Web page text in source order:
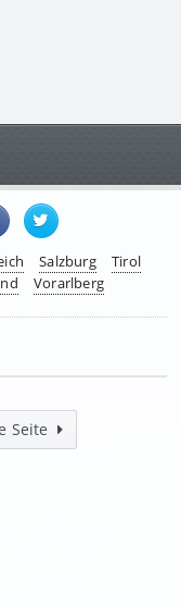
Salzburg
Tirol
Vorarlberg
Seite